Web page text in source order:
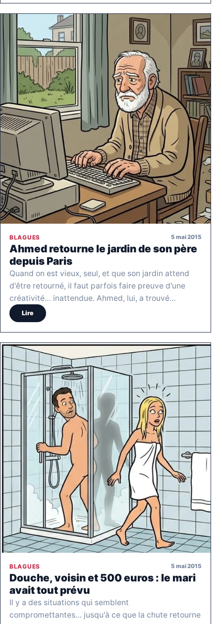
BLAGUES 5 mai 2015
Ahmed retourne le jardin de son père
depuis Paris
Quand on est vieux, seul, et que son jardin attend
d'être retourné, il faut parfois faire preuve d'une
créativité… inattendue. Ahmed, lui, a trouvé…
Lire
BLAGUES 5 mai 2015
Douche, voisin et 500 euros : le mari
avait tout prévu
Il y a des situations qui semblent
compromettantes… jusqu'à ce que la chute retourne